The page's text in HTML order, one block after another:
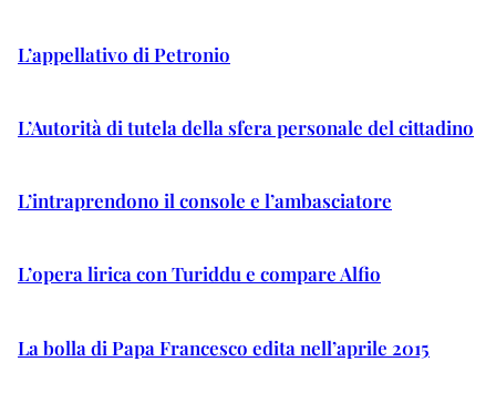
L’appellativo di Petronio
L’Autorità di tutela della sfera personale del cittadino
L’intraprendono il console e l’ambasciatore
L’opera lirica con Turiddu e compare Alfio
La bolla di Papa Francesco edita nell’aprile 2015